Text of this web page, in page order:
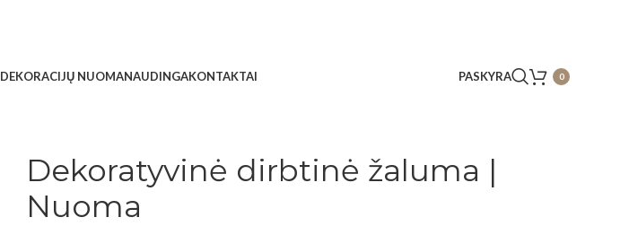
DEKORACIJŲ NUOMANAUDINGAKONTAKTAI PASKYRA 0
Dekoratyvinė dirbtinė žaluma |
Nuoma